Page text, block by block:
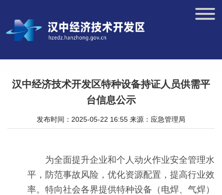
汉中经济技术开发区特种设备持证人员供需平
台信息公示
发布时间：2025-05-22 16:55 来源：应急管理局
为全面提升企业和个人动火作业安全管理水
平，防范事故风险，优化资源配置，提高行业效
率。特向社会各界提供特种设备（电焊、气焊）